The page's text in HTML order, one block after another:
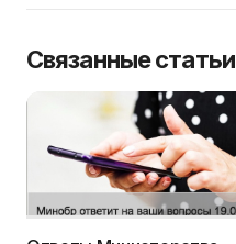
Связанные статьи